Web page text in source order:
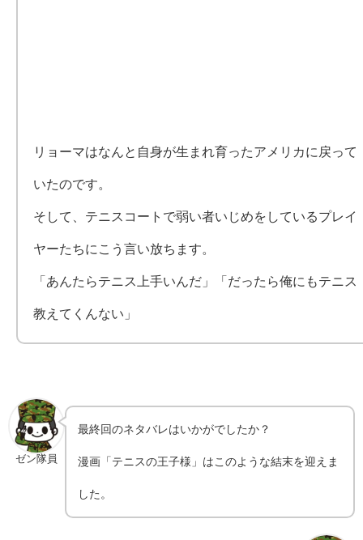
リョーマはなんと自身が生まれ育ったアメリカに戻って
いたのです。
そして、テニスコートで弱い者いじめをしているプレイ
ヤーたちにこう言い放ちます。
「あんたらテニス上手いんだ」「だったら俺にもテニス
教えてくんない」
ゼン隊員
最終回のネタバレはいかがでしたか？
漫画「 テニスの王子様 」はこのような結末を迎えま
した。